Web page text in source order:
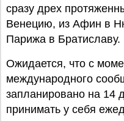
сразу дрех
Венецию, из Афин в
Парижа в Братиславу.
Ожидается, что с
международного
запланировано на 14
принимать у себя